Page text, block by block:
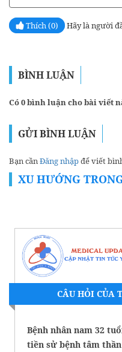
Thích (0) Hãy là người
BÌNH LUẬN
Có 0 bình luận cho bài viết
GỬI BÌNH LUẬN
Bạn cầnĐăng nhậpđể viết
XU HƯỚNG
CÂU HỎI CỦA
Bệnh nhân nam 32
tiền sử bệnh tâm